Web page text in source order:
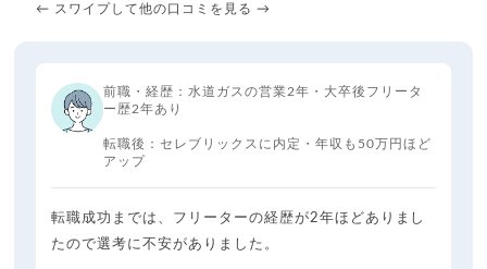
← スワイプして他の口コミを見る →
前職・経歴：水道ガスの営業2年・大卒後フリータ
ー歴2年あり
転職後：セレブリックスに内定・年収も50万円ほど
アップ
転職成功までは、フリーターの経歴が2年ほどありまし
たので選考に不安がありました。